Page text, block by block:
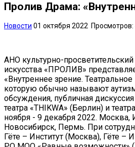
Партнерство
Контакты
Пролив Драма:
Новости 01 октября 2022 Просмотров:
АНО культурно-
искусства «ПРОЛИВ»
«Внутреннее зрение.
которую обычно называют
обсуждения, публичная
театра «THIKWA» (Берлин) и
ноября - 9 декабря 2022. Москва,
Новосибирск, Пермь. При
Гёте – Институт (Москва), Гёте –